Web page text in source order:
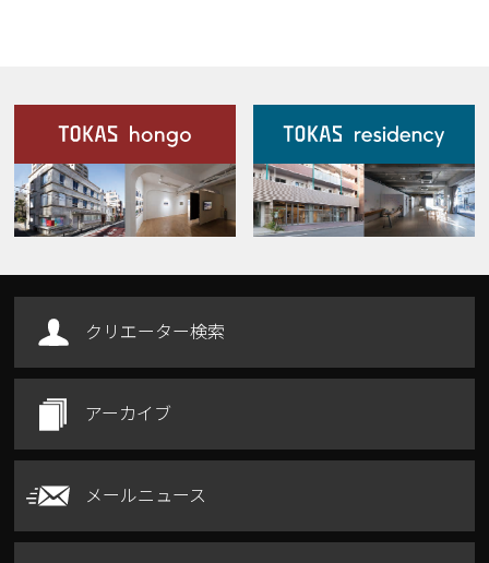
施設案内
Our Facilities
クリエーター検索
アーカイブ
メールニュース